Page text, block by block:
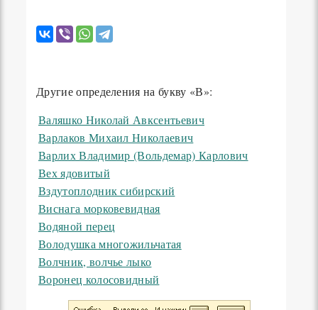
Другие определения на букву «В»:
Валяшко Николай Авксентьевич
Варлаков Михаил Николаевич
Варлих Владимир (Вольдемар) Карлович
Вех ядовитый
Вздутоплодник сибирский
Виснага морковевидная
Водяной перец
Володушка многожильчатая
Волчник, волчье лыко
Воронец колосовидный